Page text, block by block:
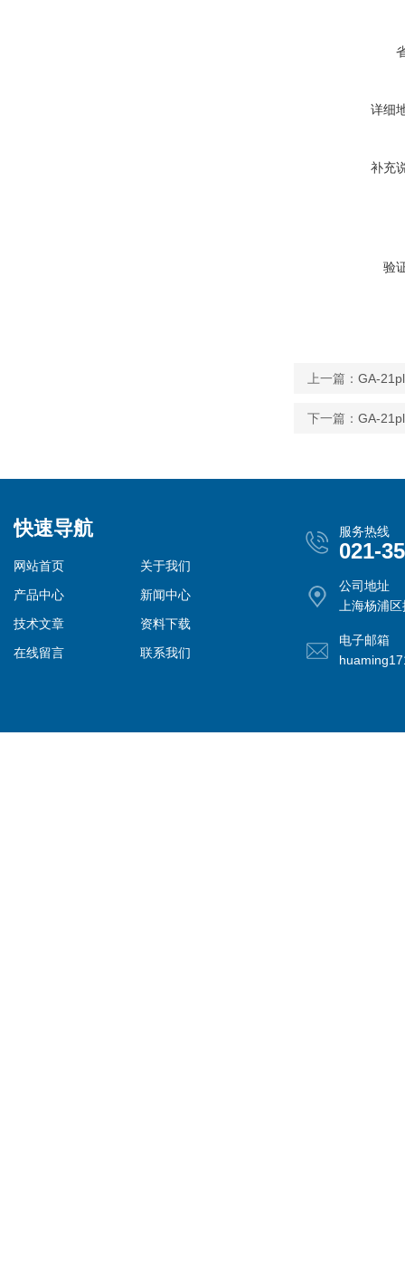
详细
补充
验
上一篇： GA-
下一篇： GA-
快速导航
网站首页
关于我们
产品中心
新闻中心
技术文章
资料下载
在线留言
联系我们
服务热线
021-
公司地址
上海杨浦
电子邮箱